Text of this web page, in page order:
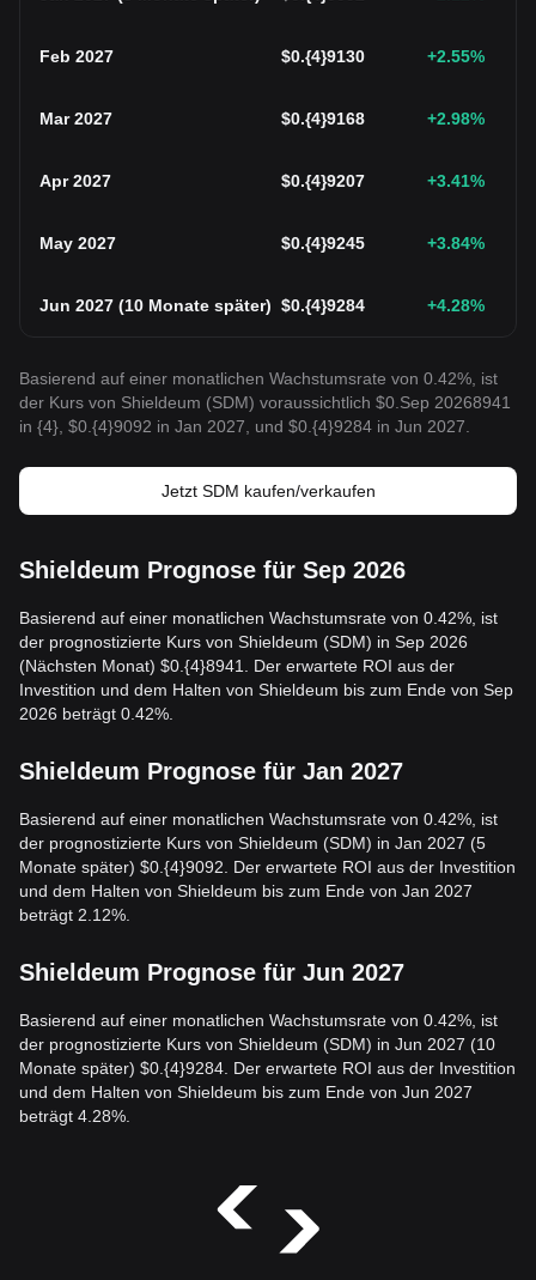
Feb 2027 $0.{4}9130 +2.55%
Mar 2027 $0.{4}9168 +2.98%
Apr 2027 $0.{4}9207 +3.41%
May 2027 $0.{4}9245 +3.84%
Jun 2027 (10 Monate später) $0.{4}9284 +4.28%
Basierend auf einer monatlichen Wachstumsrate von 0.42%, ist
der Kurs von Shieldeum (SDM) voraussichtlich $0.Sep 20268941
in {4}, $0.{4}9092 in Jan 2027, und $0.{4}9284 in Jun 2027.
Jetzt SDM kaufen/verkaufen
Shieldeum Prognose für Sep 2026
Basierend auf einer monatlichen Wachstumsrate von 0.42%, ist
der prognostizierte Kurs von Shieldeum (SDM) in Sep 2026
(Nächsten Monat) $0.{4}8941. Der erwartete ROI aus der
Investition und dem Halten von Shieldeum bis zum Ende von Sep
2026 beträgt 0.42%.
Shieldeum Prognose für Jan 2027
Basierend auf einer monatlichen Wachstumsrate von 0.42%, ist
der prognostizierte Kurs von Shieldeum (SDM) in Jan 2027 (5
Monate später) $0.{4}9092. Der erwartete ROI aus der Investition
und dem Halten von Shieldeum bis zum Ende von Jan 2027
beträgt 2.12%.
Shieldeum Prognose für Jun 2027
Basierend auf einer monatlichen Wachstumsrate von 0.42%, ist
der prognostizierte Kurs von Shieldeum (SDM) in Jun 2027 (10
Monate später) $0.{4}9284. Der erwartete ROI aus der Investition
und dem Halten von Shieldeum bis zum Ende von Jun 2027
beträgt 4.28%.